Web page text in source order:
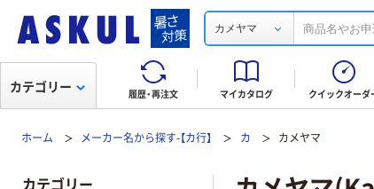
カメヤマ
履歴・再注文 マイカタログ クイックオーダ
カテゴリー
ホーム メーカー名から探す-【カ行】 カ カメヤマ
カテゴリー